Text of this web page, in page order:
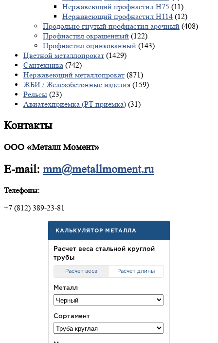
Нержавеющий профнастил H75 (11)
Нержавеющий профнастил Н114 (12)
Продольно гнутый профнастил арочный (408)
Профнастил окрашенный (122)
Профнастил оцинкованный (143)
Цветной металлопрокат (1429)
Сантехника (742)
Нержавеющий металлопрокат (871)
ЖБИ / Железобетонные изделия (159)
Рельсы (23)
Авиатехприемка (РТ приемка) (31)
Контакты
ООО «Металл Момент»
E-mail: mm@metallmoment.ru
Телефоны:
+7 (812) 389-23-81